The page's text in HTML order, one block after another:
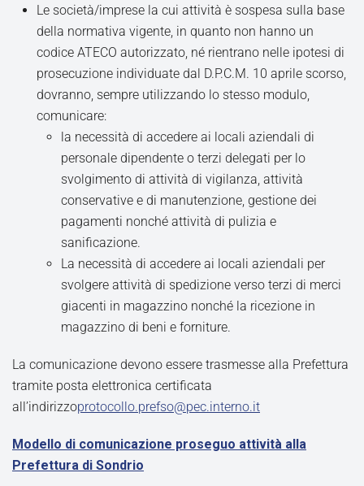
Le società/imprese la cui attività è sospesa sulla base
della normativa vigente, in quanto non hanno un
codice ATECO autorizzato, né rientrano nelle ipotesi di
prosecuzione individuate dal D.P.C.M. 10 aprile scorso,
dovranno, sempre utilizzando lo stesso modulo,
comunicare:
la necessità di accedere ai locali aziendali di
personale dipendente o terzi delegati per lo
svolgimento di attività di vigilanza, attività
conservative e di manutenzione, gestione dei
pagamenti nonché attività di pulizia e
sanificazione.
La necessità di accedere ai locali aziendali per
svolgere attività di spedizione verso terzi di merci
giacenti in magazzino nonché la ricezione in
magazzino di beni e forniture.
La comunicazione devono essere trasmesse alla Prefettura
tramite posta elettronica certificata
all’indirizzoprotocollo.prefso@pec.interno.it
Modello di comunicazione proseguo attività alla
Prefettura di Sondrio